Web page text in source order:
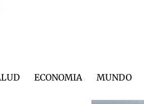
ECONOMIA MUNDO